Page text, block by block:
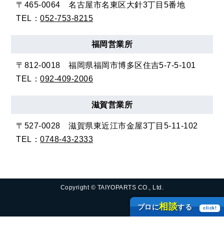
プロに相談する click!
〒465-0064
名古屋市名東区大針3丁目5番地
TEL：052-753-8215
福岡営業所
〒812-0018
福岡県福岡市博多区住吉5-7-5-101
TEL：092-409-2006
滋賀営業所
〒527-0028
滋賀県東近江市金屋3丁目5-11-102
TEL：0748-43-2333
Copyright © TAIYOPARTS CO., Ltd.